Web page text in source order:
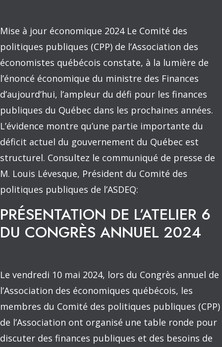
Mise à jour économique 2024 Le Comité des
politiques publiques (CPP) de l’Association des
économistes québécois constate, à la lumière de
l’énoncé économique du ministre des Finances
d’aujourd’hui, l’ampleur du défi pour les finances
publiques du Québec dans les prochaines années.
L’évidence montre qu’une partie importante du
déficit actuel du gouvernement du Québec est
structurel. Consultez le communiqué de presse de
M. Louis Lévesque, Président du Comité des
politiques publiques de l’ASDEQ:
PRÉSENTATION DE L’ATELIER 6
DU CONGRÈS ANNUEL 2024
Le vendredi 10 mai 2024, lors du Congrès annuel de
l’Association des économiques québécois, les
membres du Comité des politiques publiques (CPP)
de l’Association ont organisé une table ronde pour
discuter des finances publiques et des besoins de